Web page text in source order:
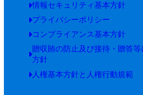
情報セキュリティ基本方針
プライバシーポリシー
コンプライアンス基本方針
贈収賄の防止及び接待・贈答
方針
人権基本方針と人権行動規範